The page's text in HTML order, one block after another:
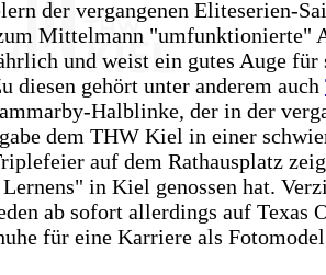
der vergangenen Eliteserien-
Mittelmann "umfunktionierte"
und weist ein gutes Auge für
diesen gehört unter anderem auch
Halblinke, der in der
dem THW Kiel in einer
auf dem Rathausplatz
in Kiel genossen hat.
ab sofort allerdings auf Texas
für eine Karriere als